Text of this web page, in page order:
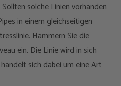
solche Linien vorhanden
in einem gleichseitigen
Hämmern Sie die
ein. Die Linie wird in sich
sich dabei um eine Art